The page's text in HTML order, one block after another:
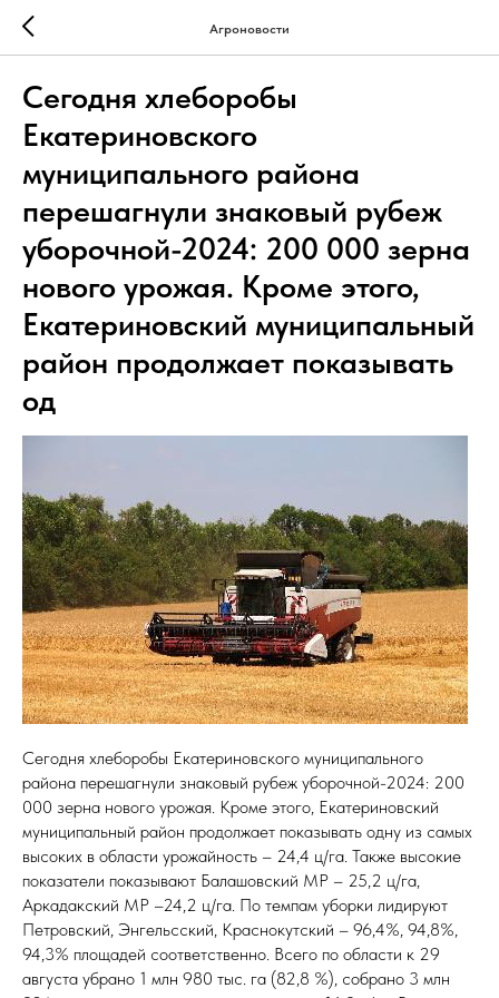
Агроновости
Сегодня хлеборобы
Екатериновского
муниципального района
перешагнули знаковый рубеж
уборочной-2024: 200 000 зерна
нового урожая. Кроме этого,
Екатериновский муниципальный
район продолжает показывать
од
Сегодня хлеборобы Екатериновского муниципального
района перешагнули знаковый рубеж уборочной-2024: 200
000 зерна нового урожая. Кроме этого, Екатериновский
муниципальный район продолжает показывать одну из самых
высоких в области урожайность – 24,4 ц/га. Также высокие
показатели показывают Балашовский МР – 25,2 ц/га,
Аркадакский МР –24,2 ц/га. По темпам уборки лидируют
Петровский, Энгельсский, Краснокутский – 96,4%, 94,8%,
94,3% площадей соответственно. Всего по области к 29
августа убрано 1 млн 980 тыс. га (82,8 %), собрано 3 млн